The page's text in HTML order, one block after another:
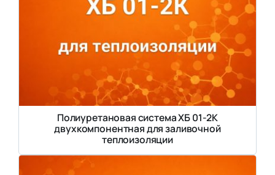
Полиуретановая система ХБ 01-2К
двухкомпонентная для заливочной
теплоизоляции